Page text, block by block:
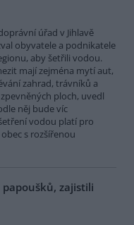
úřad v Jihlavě
obyvatele a podnikatele
aby šetřili vodou.
mají zejména mytí aut,
zahrad, trávníků a
ploch, uvedl
něj bude víc
vodou platí pro
s rozšířenou
zajistili